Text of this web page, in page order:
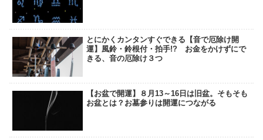
とにかくカンタンすぐできる【音で厄除け開
運】風鈴・鈴根付・拍手!? お金をかけずにで
きる、音の厄除け３つ
【お盆で開運】８月13～16日は旧盆。そもそも
お盆とは？お墓参りは開運につながる